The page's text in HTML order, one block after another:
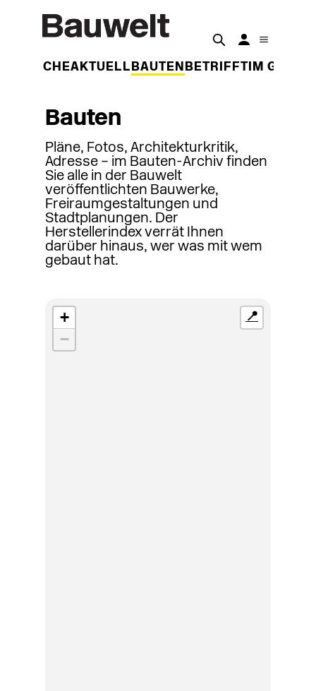
WOCHEAKTUELL BAUTEN BETRIFFT IM
Bauten
Pläne, Fotos, Architekturkritik,
Adresse – im Bauten-Archiv finden
Sie alle in der Bauwelt
veröffentlichten Bauwerke,
Freiraumgestaltungen und
Stadtplanungen. Der
Herstellerindex verrät Ihnen
darüber hinaus, wer was mit wem
gebaut hat.
+
−
📍